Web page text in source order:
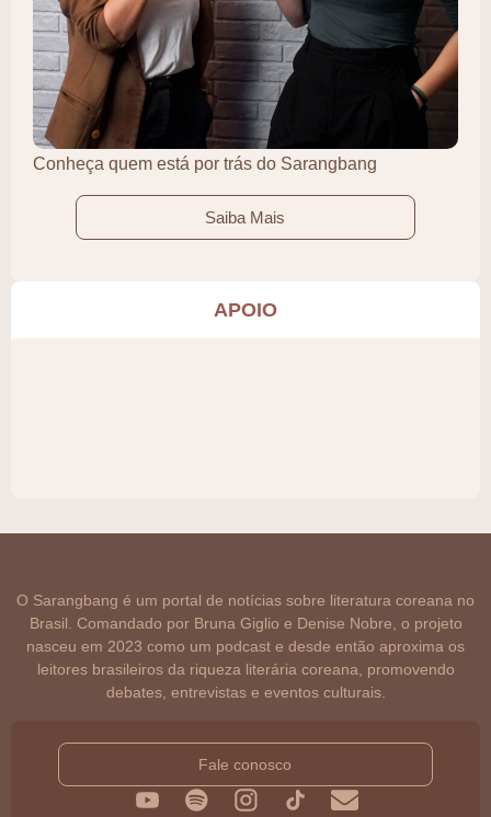
Conheça quem está por trás do Sarangbang
Saiba Mais
APOIO
O Sarangbang é um portal de notícias sobre literatura coreana no
Brasil. Comandado por Bruna Giglio e Denise Nobre, o projeto
nasceu em 2023 como um podcast e desde então aproxima os
leitores brasileiros da riqueza literária coreana, promovendo
debates, entrevistas e eventos culturais.
Fale conosco